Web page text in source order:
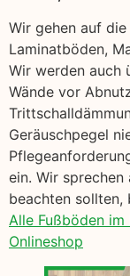
Wir gehen auf
Laminatböden,
Wir werden auch
Wände vor
Geräuschpegel
ein. Wir
beachten sollten,
Alle Fußböden
Onlineshop